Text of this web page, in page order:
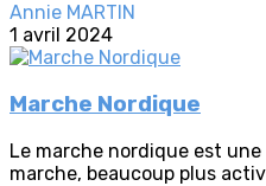
Annie MARTIN
1 avril 2024
Marche Nordique
Le marche nordique est
marche, beaucoup plus